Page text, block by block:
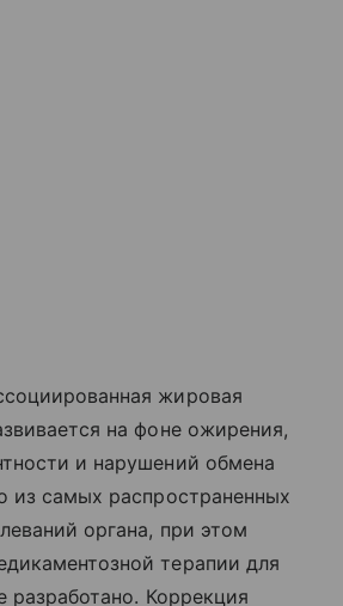
жировая
на фоне ожирения,
и нарушений обмена
из самых распространенных
органа, при этом
терапии для
разработано. Коррекция